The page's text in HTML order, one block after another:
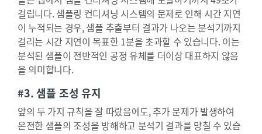
걸립니다. 샘플링 컨디셔닝 시스템의 문제로 인해 시간 지연
이 누적되는 경우, 샘플 추출부터 결과가 나오는 분석기까지
걸리는 시간 지연이 목표한 1분을 초과할 수 있습니다. 이는
분석된 샘플이 전반적인 공정 유체를 더이상 대표하지 않음
을 의미합니다.
#3. 샘플 조성 유지
앞의 두 가지 규칙을 잘 따랐음에도, 추가 문제가 발생하여
온전한 샘플의 조성을 방해하고 분석기 결과를 망칠 수 있습